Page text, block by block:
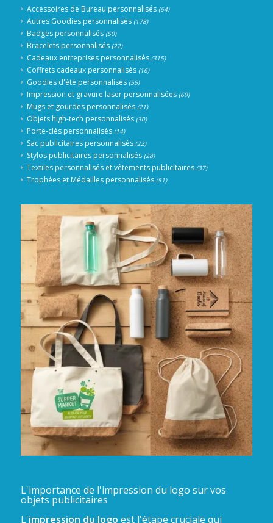
Accessoires de Bureau personnalisés (64)
Autres Goodies personnalisés (178)
Badges personnalisés (50)
Bracelets personnalisés (22)
Cadeaux entreprises personnalisés (315)
Coffrets cadeaux personnalisés (16)
Goodies d'été personnalisés (55)
Impression et gravure laser personnalisées (69)
Mugs et gourdes personnalisés (21)
Objets high-tech personnalisés (30)
Porte-clés personnalisés (14)
Sac publicitaires personnalisés (22)
Stylos publicitaires personnalisés (28)
Textiles personnalisés et vêtements publicitaires (37)
Trophées et Médailles personnalisés (51)
L'importance de l'impression du logo sur vos
objets publicitaires
L'impression du logo est l'étape cruciale qui